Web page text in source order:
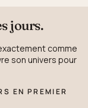
jours.
comme
son univers pour
EN PREMIER